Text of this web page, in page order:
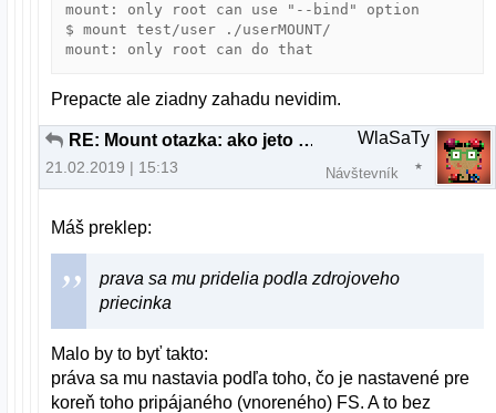
mount: only root can use "--bind" option
$ mount test/user ./userMOUNT/
Prepacte ale ziadny zahadu nevidim.
RE: Mount otazka: ako jeto mozne?
21.02.2019 | 15:13
WlaSaTy
Návštevník
Máš preklep:
prava sa mu pridelia podla zdrojoveho
priecinka
Malo by to byť takto:
práva sa mu nastavia podľa toho, čo je nastavené pre
koreň toho pripájaného (vnoreného) FS. A to bez